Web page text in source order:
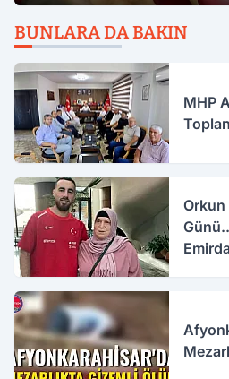
BUNLARA DA BAKIN
MHP
Orkun